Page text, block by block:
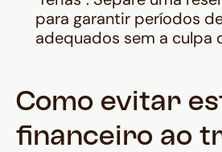
para garantir períodos
adequados sem a culpa
Como evitar
financeiro ao